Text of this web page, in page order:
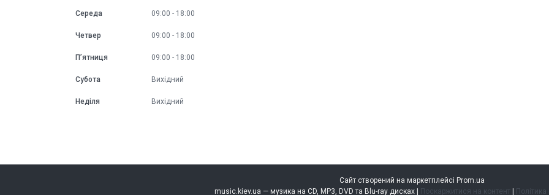
Середа 09:00 18:00
Четвер 09:00 18:00
Пʼятниця 09:00 18:00
Субота Вихідний
Неділя Вихідний
Сайт створений на маркетплейсі Prom.ua
music.kiev.ua — музика на CD, MP3, DVD та Blu-ray дисках | Поскаржитися на контент | Політика